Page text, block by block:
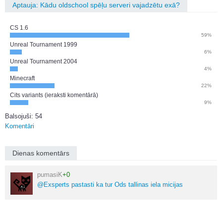
Aptauja: Kādu oldschool spēļu serveri vajadzētu exā?
CS 1.6
59%
Unreal Tournament 1999
6%
Unreal Tournament 2004
4%
Minecraft
22%
Cits variants (ieraksti komentārā)
9%
Balsojuši: 54
Komentāri
Dienas komentārs
pumasiK+0
@Exsperts pastasti ka tur Ods tallinas iela micijas